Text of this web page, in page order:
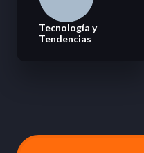
Tecnología y
Tendencias